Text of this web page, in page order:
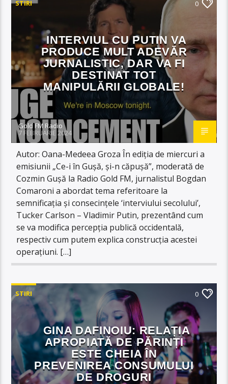
STIRI 0
INTERVIUL CU PUTIN VA
PRODUCE MULT ADEVĂR
JURNALISTIC, DAR VA FI
DESTINAT TOT
MANIPULĂRII GLOBALE!
Gold FM Radio
7 FEBRUARIE 2024
Autor: Oana-Medeea Groza În ediția de miercuri a
emisiunii „Ce-i în Gușă, și-n căpușă”, moderată de
Cozmin Gușă la Radio Gold FM, jurnalistul Bogdan
Comaroni a abordat tema referitoare la
semnificația și consecințele ‘interviului secolului’,
Tucker Carlson – Vladimir Putin, prezentând cum
se va modifica percepția publică occidentală,
respectiv cum putem explica construcția acestei
operațiuni. […]
STIRI 0
GINA DAFINOIU: RELAȚIA
APROPIATĂ DE PĂRINȚI
ESTE CHEIA ÎN
PREVENIREA CONSUMULUI
DE DROGURI